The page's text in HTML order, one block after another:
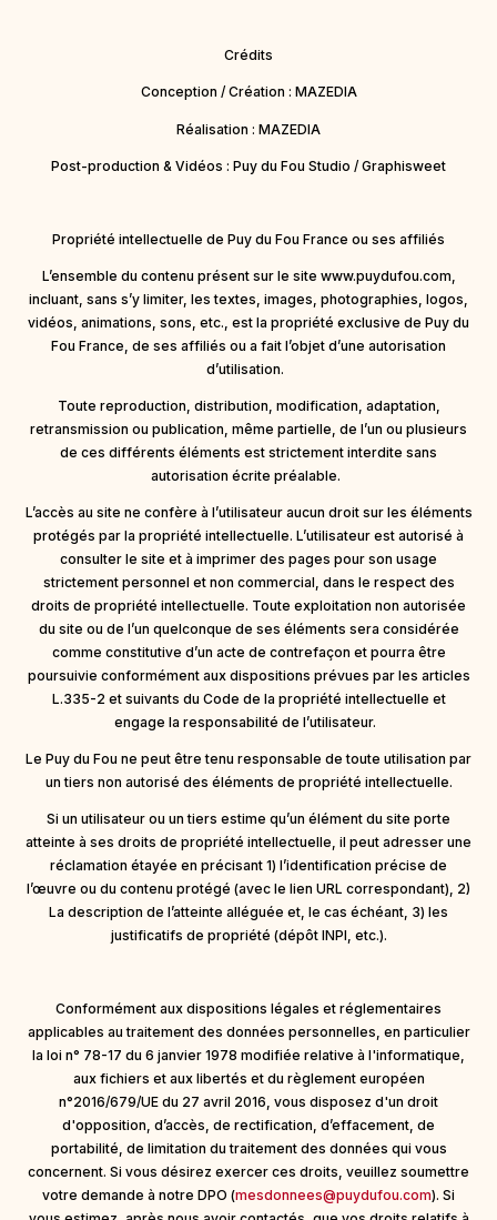
Crédits
Conception / Création : MAZEDIA
Réalisation : MAZEDIA
Post-production & Vidéos : Puy du Fou Studio / Graphisweet
Propriété intellectuelle de Puy du Fou France ou ses affiliés
L’ensemble du contenu présent sur le site www.puydufou.com,
incluant, sans s’y limiter, les textes, images, photographies, logos,
vidéos, animations, sons, etc., est la propriété exclusive de Puy du
Fou France, de ses affiliés ou a fait l’objet d’une autorisation
d’utilisation.
Toute reproduction, distribution, modification, adaptation,
retransmission ou publication, même partielle, de l’un ou plusieurs
de ces différents éléments est strictement interdite sans
autorisation écrite préalable.
L’accès au site ne confère à l’utilisateur aucun droit sur les éléments
protégés par la propriété intellectuelle. L’utilisateur est autorisé à
consulter le site et à imprimer des pages pour son usage
strictement personnel et non commercial, dans le respect des
droits de propriété intellectuelle. Toute exploitation non autorisée
du site ou de l’un quelconque de ses éléments sera considérée
comme constitutive d’un acte de contrefaçon et pourra être
poursuivie conformément aux dispositions prévues par les articles
L.335-2 et suivants du Code de la propriété intellectuelle et
engage la responsabilité de l’utilisateur.
Le Puy du Fou ne peut être tenu responsable de toute utilisation par
un tiers non autorisé des éléments de propriété intellectuelle.
Si un utilisateur ou un tiers estime qu’un élément du site porte
atteinte à ses droits de propriété intellectuelle, il peut adresser une
réclamation étayée en précisant 1) l’identification précise de
l’œuvre ou du contenu protégé (avec le lien URL correspondant), 2)
La description de l’atteinte alléguée et, le cas échéant, 3) les
justificatifs de propriété (dépôt INPI, etc.).
Conformément aux dispositions légales et réglementaires
applicables au traitement des données personnelles, en particulier
la loi n° 78-17 du 6 janvier 1978 modifiée relative à l'informatique,
aux fichiers et aux libertés et du règlement européen
n°2016/679/UE du 27 avril 2016, vous disposez d'un droit
d'opposition, d’accès, de rectification, d’effacement, de
portabilité, de limitation du traitement des données qui vous
concernent. Si vous désirez exercer ces droits, veuillez soumettre
votre demande à notre DPO (mesdonnees@puydufou.com). Si